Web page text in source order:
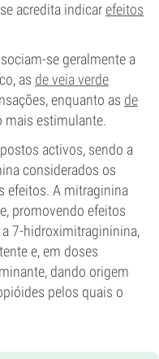
acredita indicarefeitos
se geralmente a
as de veia verde
enquanto as de
mais estimulante.
activos, sendo a
considerados os
efeitos. A mitraginina
promovendo efeitos
7-hidroximitragininina,
e, em doses
dando origem
pelos quais o